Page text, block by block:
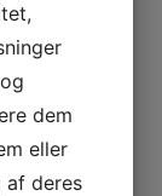
combitang 300
ro...
dem
eller
af deres